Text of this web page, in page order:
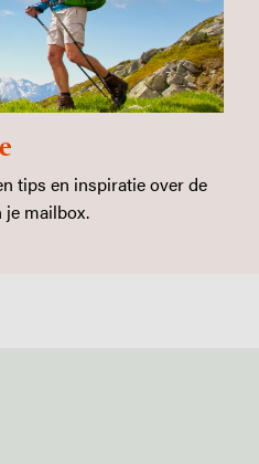
tips en inspiratie over de
mailbox.